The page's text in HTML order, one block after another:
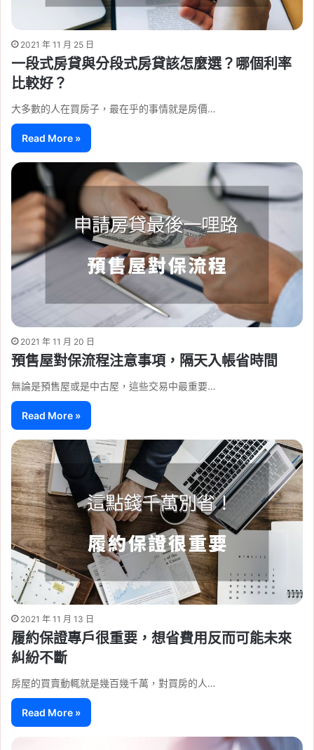
2021 年 11 月 25 日
一段式房貸與分段式房貸該怎麼選？哪個利率
比較好？
大多數的人在買房子，最在乎的事情就是房價…
Read More »
2021 年 11 月 20 日
預售屋對保流程注意事項，隔天入帳省時間
無論是預售屋或是中古屋，這些交易中最重要…
Read More »
2021 年 11 月 13 日
履約保證專戶很重要，想省費用反而可能未來
糾紛不斷
房屋的買賣動輒就是幾百幾千萬，對買房的人…
Read More »